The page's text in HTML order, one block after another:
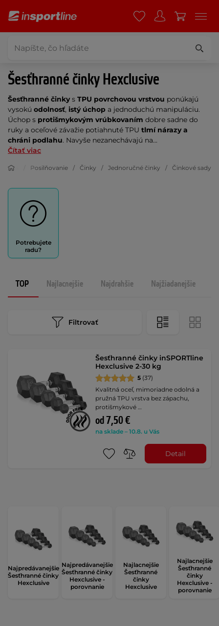
Šesťhranné činky Hexclusive
Šesťhranné činkys TPU povrchovou vrstvou ponúkajú
vysokú odolnosť, istý úchop a jednoduchú manipuláciu.
Úchop s protišmykovým vrúbkovaním dobre sadne do
ruky a oceľové závažie potiahnuté TPU tlmí nárazy a
chráni podlahu. Navyše nezanechávajú na...
Čítať viac
Posilňovanie Činky Jednoručné činky Činkové sady
Potrebujete
radu?
TOP Najlacnejšie Najdrahšie Najžiadanejšie
Filtrovať
Šesťhranné činky inSPORTline
Hexclusive 2-30 kg
5 (37)
Kvalitná oceľ, mimoriadne odolná a
pružná TPU vrstva bez zápachu,
protišmykové …
od 7,50 €
na sklade – 10.8. u Vás
Detail
Najpredávanejšie
Šesťhranné činky
Hexclusive
Najpredávanejšie
Šesťhranné činky
Hexclusive -
porovnanie
Najlacnejšie
Šesťhranné
činky
Hexclusive
Najlacnejšie
Šesťhranné
činky
Hexclusive -
porovnanie